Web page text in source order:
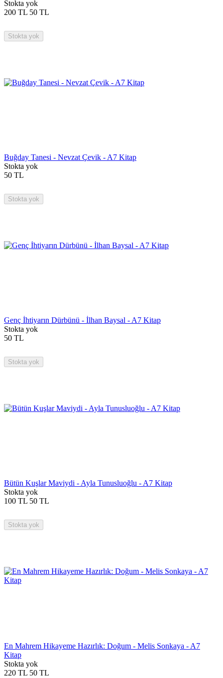
Stokta yok
200 TL 50 TL
Stokta yok
Buğday Tanesi - Nevzat Çevik - A7 Kitap
Stokta yok
50 TL
Stokta yok
Genç İhtiyarın Dürbünü - İlhan Baysal - A7 Kitap
Stokta yok
50 TL
Stokta yok
Bütün Kuşlar Maviydi - Ayla Tunusluoğlu - A7 Kitap
Stokta yok
100 TL 50 TL
Stokta yok
En Mahrem Hikayeme Hazırlık: Doğum - Melis Sonkaya - A7
Kitap
Stokta yok
220 TL 50 TL